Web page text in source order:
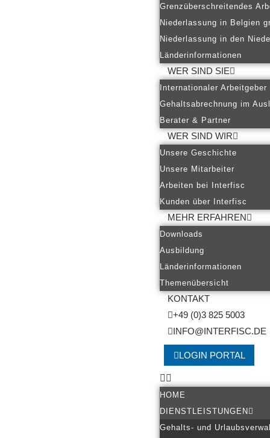
Grenzüberschreitendes
Niederlassung in Belgien
Niederlassung in den
Länderinformationen
WER SIND SIE
Internationaler Arbeitgeber
Gehaltsabrechnung im
Berater & Partner
WER SIND WIR
Unsere Geschichte
Unsere Mitarbeiter
Arbeiten bei Interfisc
Kunden über Interfisc
MEHR ERFAHREN
Downloads
Ausbildung
Länderinformationen
Themenübersicht
KONTAKT
+49 (0)3 825 5003
INFO@INTERFISC.DE
LOGIN PORTAL
HOME
DIENSTLEISTUNGEN
Gehalts- und